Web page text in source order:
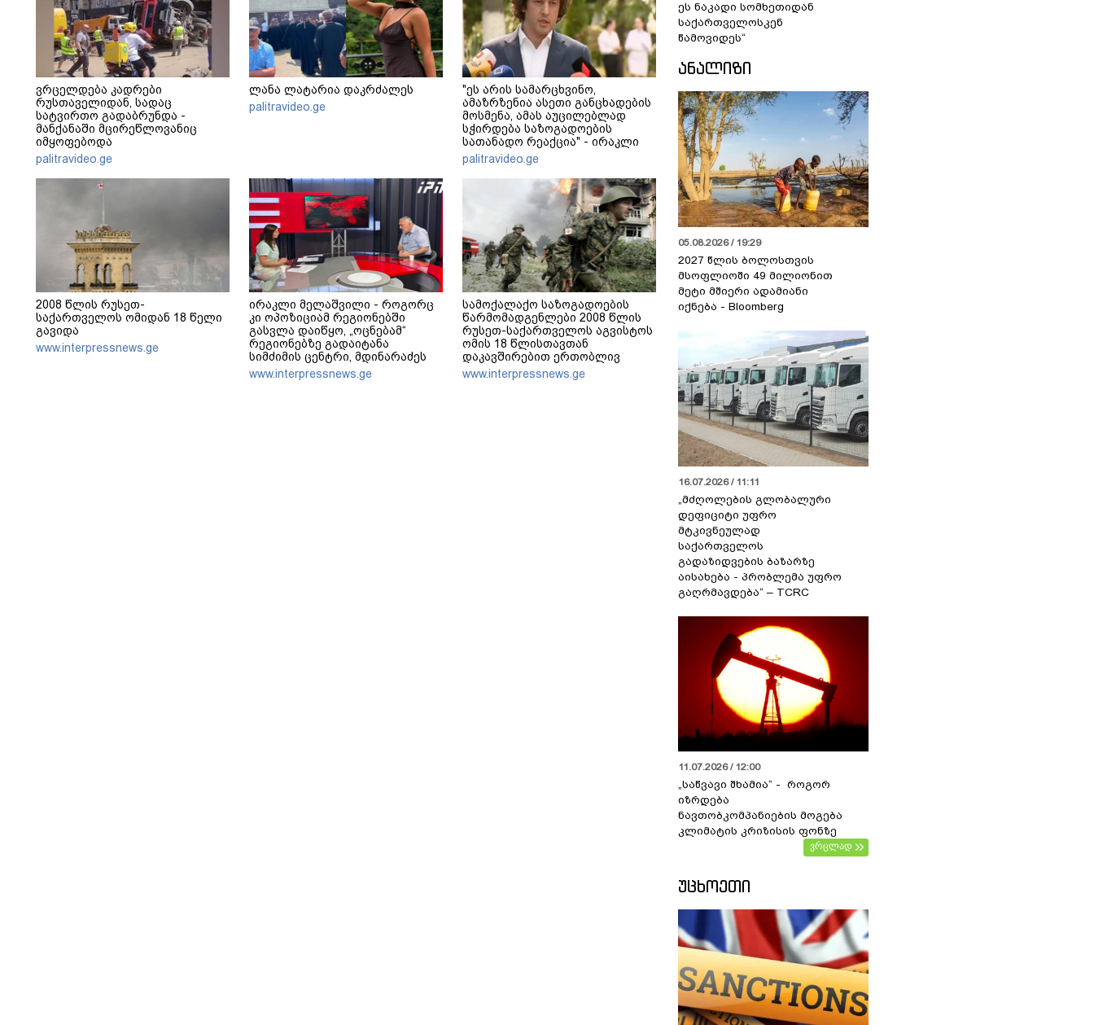
ვრცელდება კადრები
რუსთაველიდან, სადაც
სატვირთო გადაბრუნდა -
მანქანაში მცირეწლოვანიც
იმყოფებოდა
palitravideo.ge
ლანა ლატარია დაკრძალეს
palitravideo.ge
"ეს არის სამარცხვინო,
ამაზრზენია ასეთი განცხადების
მოსმენა, ამას აუცილებლად
სჭირდება საზოგადოების
სათანადო რეაქცია" - ირაკლი
კობახიძე
palitravideo.ge
2008 წლის რუსეთ-
საქართველოს ომიდან 18 წელი
გავიდა
www.interpressnews.ge
ირაკლი მელაშვილი - როგორც
კი ოპოზიციამ რეგიონებში
გასვლა დაიწყო, „ოცნებამ“
რეგიონებზე გადაიტანა
სიმძიმის ცენტრი, მდინარაძეს
პოლიტიკური ფუნქცია ექნება:
არჩევნებისთვის მოამზადოს
www.interpressnews.ge
სამოქალაქო საზოგადოების
წარმომადგენლები 2008 წლის
რუსეთ-საქართველოს აგვისტოს
ომის 18 წლისთავთან
დაკავშირებით ერთობლივ
განცხადებას ავრცელებენ
www.interpressnews.ge
ეს ნაკადი სომხეთიდან
საქართველოსკენ
წამოვიდეს“
ᲐᲜᲐᲚᲘᲖᲘ
05.08.2026 / 19:29
2027 წლის ბოლოსთვის
მსოფლიოში 49 მილიონით
მეტი მშიერი ადამიანი
იქნება - Bloomberg
16.07.2026 / 11:11
„მძღოლების გლობალური
დეფიციტი უფრო
მტკივნეულად
საქართველოს
გადაზიდვების ბაზარზე
აისახება - პრობლემა უფრო
გაღრმავდება“ – TCRC
11.07.2026 / 12:00
„საწვავი შხამია“ - როგორ
იზრდება
ნავთობკომპანიების მოგება
კლიმატის კრიზისის ფონზე
ვრცლად
ᲣᲪᲮᲝᲔᲗᲘ